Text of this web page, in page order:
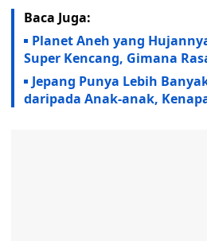
Baca Juga:
Planet Aneh yang
Super Kencang, Gimana
Jepang Punya Lebih
daripada Anak-anak,